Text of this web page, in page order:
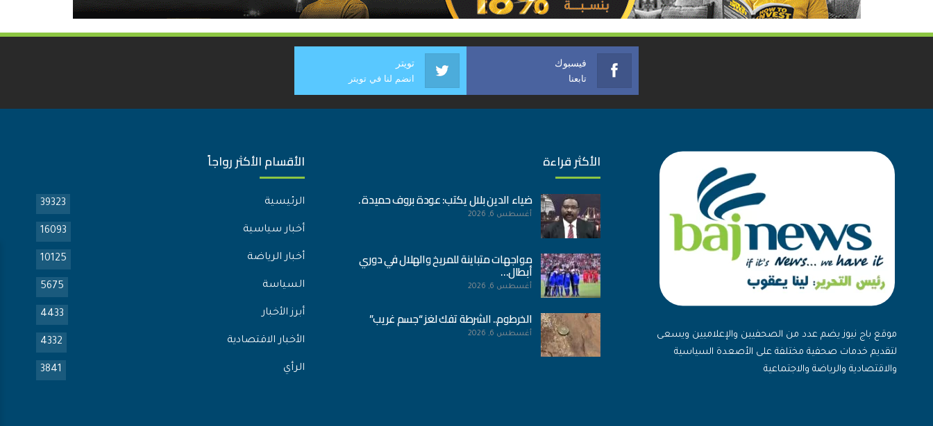
فيسبوك
تابعنا
تويتر
انضم لنا في تويتر
موقع باج نيوز يضم عدد من الصحفيين والإعلاميين ويسعى
لتقديم خدمات صحفية مختلفة على الأصعدة السياسية
والاقتصادية والرياضة والاجتماعية
الأكثر قراءة
ضياء الدين بلال يكتب: عودة بروف حميدة .
أغسطس 6, 2026
مواجهات متباينة للمريخ والهلال في دوري
أبطال…
أغسطس 6, 2026
الخرطوم.. الشرطة تفك لغز “جسم غريب”
أغسطس 6, 2026
الأقسام الأكثر رواجاً
الرئيسية 39323
أخبار سياسية 16093
أخبار الرياضة 10125
السياسة 5675
أبرز الأخبار 4433
الأخبار الاقتصادية 4332
الرأي 3841